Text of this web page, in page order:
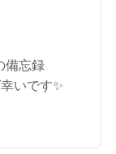
備忘録
いです✨